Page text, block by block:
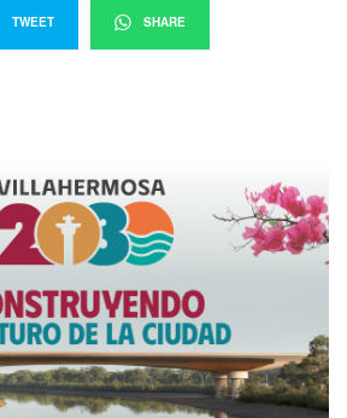
TWEET SHARE